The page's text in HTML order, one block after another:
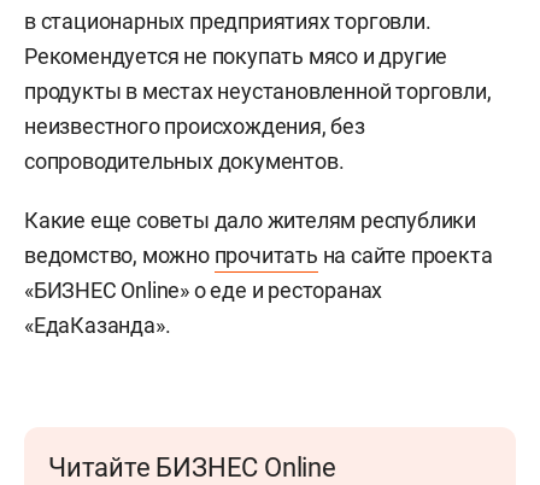
в стационарных предприятиях торговли.
Рекомендуется не покупать мясо и другие
продукты в местах неустановленной торговли,
неизвестного происхождения, без
сопроводительных документов.
Какие еще советы дало жителям республики
ведомство, можно прочитать на сайте проекта
«БИЗНЕС Online» о еде и ресторанах
«ЕдаКазанда».
Читайте БИЗНЕС Online